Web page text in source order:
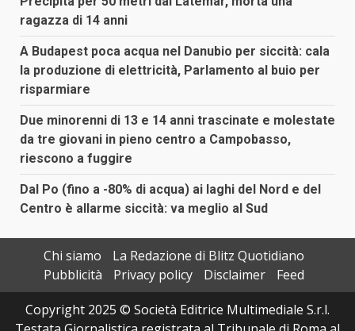
ragazza di 14 anni
A Budapest poca acqua nel Danubio per siccità: cala
la produzione di elettricità, Parlamento al buio per
risparmiare
Due minorenni di 13 e 14 anni trascinate e molestate
da tre giovani in pieno centro a Campobasso,
riescono a fuggire
Dal Po (fino a -80% di acqua) ai laghi del Nord e del
Centro è allarme siccità: va meglio al Sud
Chi siamo
La Redazione di Blitz Quotidiano
Pubblicità
Privacy policy Disclaimer
Feed
Copyright 2025 © Società Editrice Multimediale S.r.l.